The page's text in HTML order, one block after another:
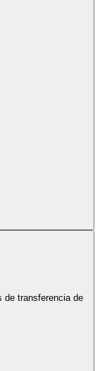
de transferencia de